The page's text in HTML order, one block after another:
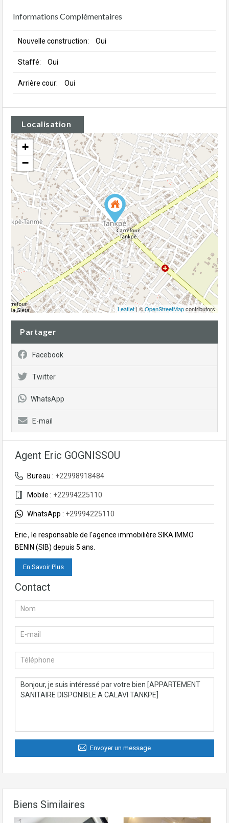
Informations Complémentaires
Nouvelle construction: Oui
Staffé: Oui
Arrière cour: Oui
Localisation
+
−
Leaflet| ©OpenStreetMapcontributors
Partager
Facebook
Twitter
WhatsApp
E-mail
Agent Eric GOGNISSOU
Bureau : +22998918484
Mobile : +22994225110
WhatsApp : +29994225110
Eric , le responsable de l'agence immobilière SIKA IMMO
BENIN (SIB) depuis 5 ans.
En Savoir Plus
Contact
Envoyer un message
Biens Similaires